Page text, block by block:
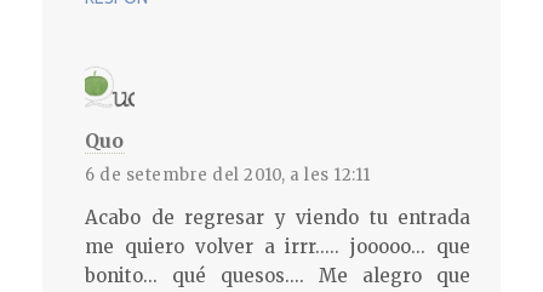
Quo
6 de setembre del 2010, a les 12:11
Acabo de regresar y viendo tu entrada
me quiero volver a irrr..... jooooo... que
bonito... qué quesos.... Me alegro que